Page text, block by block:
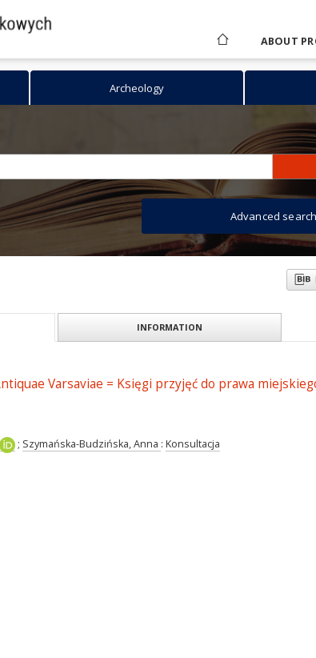
ABOUT
Archeology
Advanced search
INFORMATION
Varsaviae = Księgi przyjęć do prawa
; Szymańska-Budzińska, Anna : Konsultacja